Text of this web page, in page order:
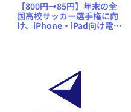
【800円→85円】年末の全
国高校サッカー選手権に向
け、iPhone・iPad向け電子